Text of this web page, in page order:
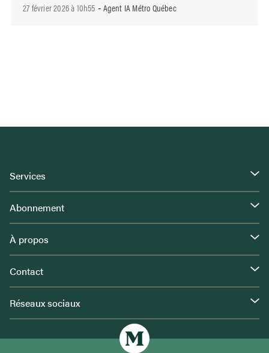
27 février 2026 à 10h55 - Agent IA Métro Québec
Services
Abonnement
À propos
Contact
Réseaux sociaux